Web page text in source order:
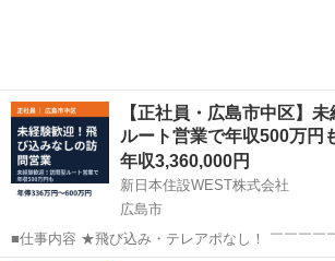
【正社員・広島市中区】
ルート営業で年収500万円
年収3,360,000円
新日本住設WEST株式会社
広島市
■仕事内容 ★飛び込み・テレアポなし！ ￣￣￣￣